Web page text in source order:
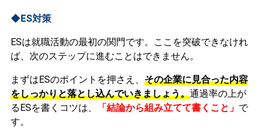
◆ES対策
ESは就職活動の最初の関門です。ここを突破できなけれ
ば、次のステップに進むことはできません。
まずはESのポイントを押さえ、 その企業に見合った内容
をしっかりと落とし込んでいきましょう。通過率の上が
るESを書くコツは、
「結論から組み立てて書くこと」 で
す。